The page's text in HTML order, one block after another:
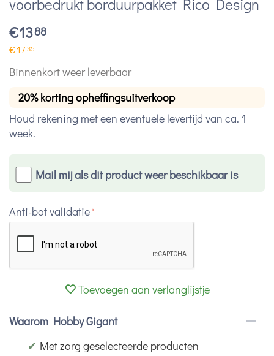
voorbedrukt borduurpakket Rico Design
€1388
€1735
Binnenkort weer leverbaar
20% korting opheffingsuitverkoop
Houd rekening met een eventuele levertijd van ca. 1
week.
Mail mij als dit product weer beschikbaar is
Anti-bot validatie
Toevoegen aan verlanglijstje
Waarom Hobby Gigant
✔ Met zorg geselecteerde producten